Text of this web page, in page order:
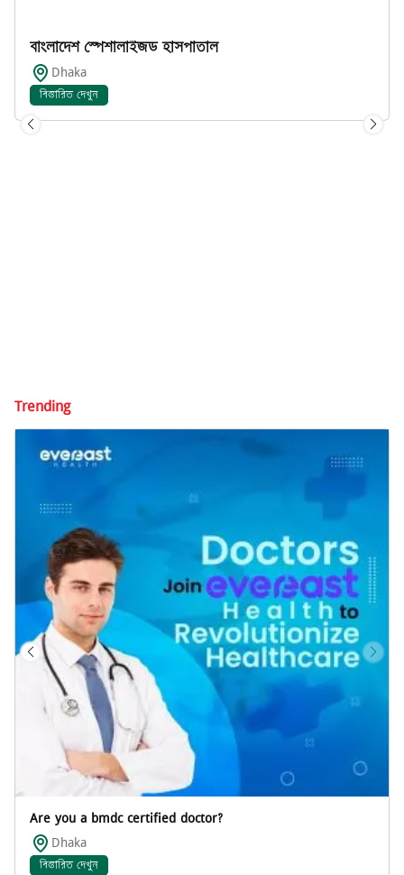
বাংলাদেশ স্পেশালাইজড হাসপাতাল
Dhaka
বিস্তারিত দেখুন
Trending
Are you a bmdc certified doctor?
Dhaka
বিস্তারিত দেখুন